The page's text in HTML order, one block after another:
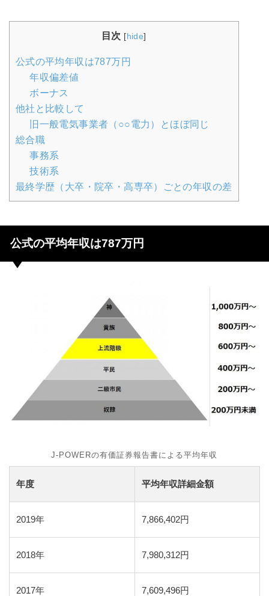
目次 [hide]
公式の平均年収は787万円
年収偏差値
ボーナス
他社と比較して
旧一般電気事業者（○○電力）とほぼ同じ
総合職
事務系
技術系
最終学歴（大卒・院卒・高専卒）ごとの年収の差
公式の平均年収は787万円
J-POWERの有価証券報告書による平均年収
年度 平均年収詳細金額
2019年 7,866,402円
2018年 7,980,312円
2017年 7,609,496円